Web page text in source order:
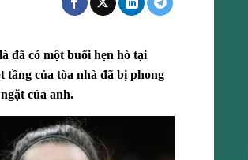
đã có một buổi hẹn hò tại
tầng của tòa nhà đã bị phong
của anh.